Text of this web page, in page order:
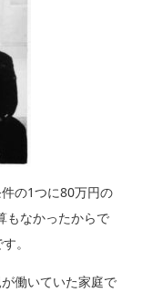
の1つに80万円の
もなかったからで
。
働いていた家庭で